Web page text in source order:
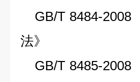
GB/T 8484-2008
法》
GB/T 8485-2008